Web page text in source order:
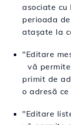
asociate cu
perioada
ataşate la
"Editare
vă
primit de
o adresă
"Editare